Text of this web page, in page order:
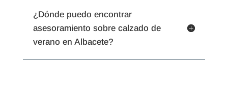
¿Dónde puedo encontrar
asesoramiento sobre calzado de
verano en Albacete?